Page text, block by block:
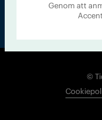
©
Genom att